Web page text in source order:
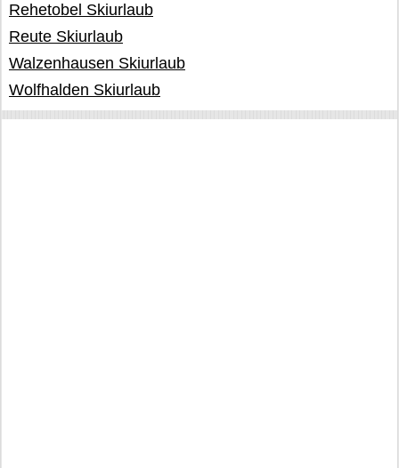
Rehetobel Skiurlaub
Reute Skiurlaub
Walzenhausen Skiurlaub
Wolfhalden Skiurlaub